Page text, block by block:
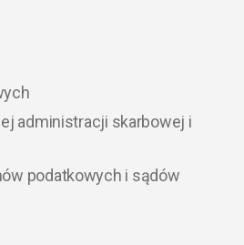
administracji skarbowej i
podatkowych i sądów